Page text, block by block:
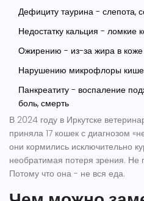
Дефициту таурина - слепота,
Недостатку кальция - ломкие
Ожирению - из-за жира в
Нарушению микрофлоры
Панкреатиту - воспаление
боль, смерть
В 2024 году в Иркутске
приняла 17 кошек с диагнозом
они кормились исключительно
необратимая потеря зрения. Не
Потому что она - не вся еда.